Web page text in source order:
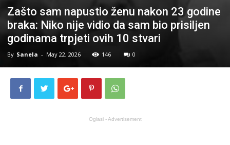
Zašto sam napustio ženu nakon 23 godine
braka: Niko nije vidio da sam bio prisiljen
godinama trpjeti ovih 10 stvari
By Sanela - May 22, 2026 146 0
Oglasi - Advertisement